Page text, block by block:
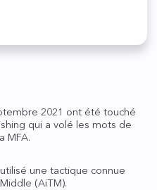
2021 ont été touché
qui a volé les mots de
MFA.
une tactique connue
(AiTM).